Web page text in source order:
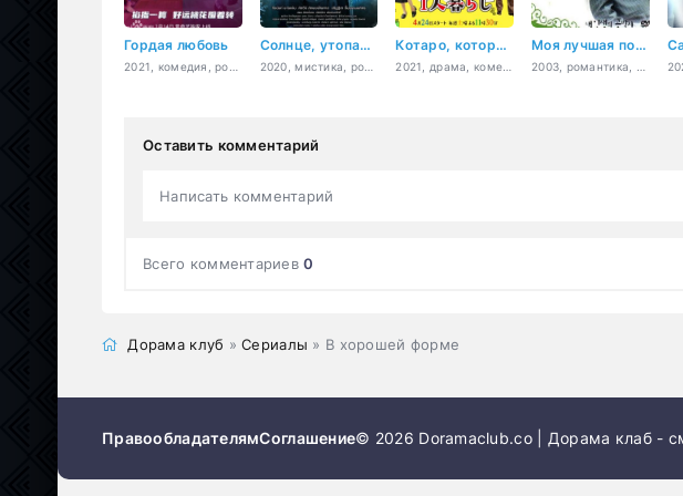
Гордая любовь Солнце, утопающее в звёздах Котаро, который живёт сам по себе Моя лучшая половина
Оставить комментарий
Написать комментарий
Всего комментариев0
Дорама клуб »Сериалы » В хорошей форме
ПравообладателямСоглашение© 2026 Doramaclub.co | Дорама клаб -